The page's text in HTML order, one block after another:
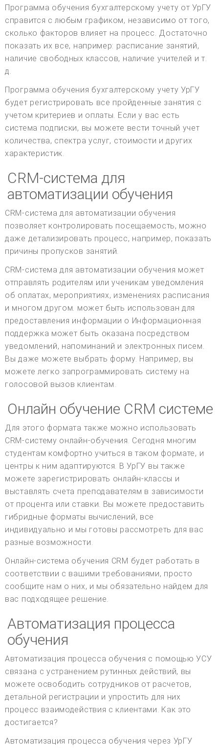
Программа обучения бухгалтерскому учету от УрГУ
справится с любым графиком, независимо от того,
сколько факторов влияет на процесс. Достаточно
показать их все, например: расписание занятий,
наличие свободных классов, наличие учителей и т.
д.
Программа обучения бухгалтерскому учету УрГУ
будет регистрировать все пройденные занятия с
учетом критериев и оплаты. Если у вас есть
система подписки, вы можете вести точный учет
количества, спектра услуг, стоимости и других
характеристик.
CRM-система для
автоматизации обучения
CRM-система для автоматизации обучения
позволяет контролировать посещаемость, можно
даже детализировать процесс, например, показать
причины пропусков занятий.
CRM-система для автоматизации обучения может
отправлять родителям или ученикам уведомления
об оплатах, мероприятиях, изменениях расписания
и многом другом. может быть использован для
предоставления информации о Информационная
поддержка может быть оказана посредством
уведомлений, напоминаний и электронных писем.
Вы даже можете выбрать форму. Например, вы
можете легко запрограммировать систему на
голосовой вызов клиентам.
Онлайн обучение CRM системе
Для этого формата также можно использовать
CRM-систему онлайн-обучения. Сегодня многим
студентам комфортно учиться в таком формате, и
центры к ним адаптируются. В УрГУ вы также
можете зарегистрировать онлайн-классы и
выставлять счета преподавателям в зависимости
от процента или ставки. Вы можете предоставить
гибридные форматы вычислений, все
индивидуально и мы готовы рассмотреть для вас
разные возможности.
Онлайн-система обучения CRM будет работать в
соответствии с вашими требованиями, просто
сообщите нам о них, и мы обязательно найдем для
вас подходящее решение.
Автоматизация процесса
обучения
Автоматизация процесса обучения с помощью УСУ
связана с устранением рутинных действий, вы
можете освободить сотрудников от расчетов,
детальной регистрации и упростить для них
процесс взаимодействия с клиентами. Как это
достигается?
Автоматизация процесса обучения через УрГУ